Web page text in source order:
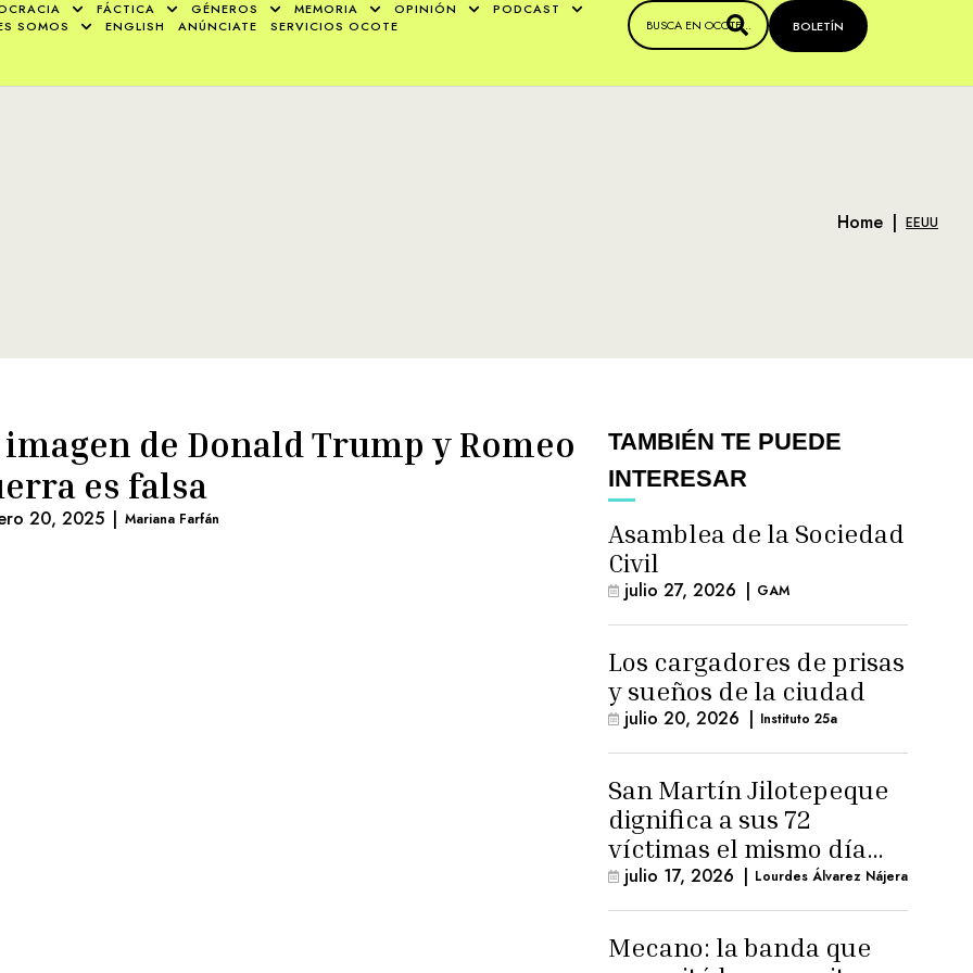
FÁCTICA GÉNEROS MEMORIA OPINIÓN
PODCAST
SOMOS
ENGLISH ANÚNCIATE SERVICIOS OCOTE BOLETÍN
Home | EEUU
imagen de Donald Trump y Romeo
es falsa
20, 2025 | Mariana Farfán
TAMBIÉN TE PUEDE
INTERESAR
Asamblea de la Sociedad
Civil
julio 27, 2026 | GAM
Los cargadores de prisas
y sueños de la ciudad
julio 20, 2026 | Instituto 25a
San Martín Jilotepeque
dignifica a sus 72
víctimas el mismo día
que Benedicto Lucas
logra arresto
domiciliario
julio 17, 2026 | Lourdes Álvarez Nájera
Mecano: la banda que